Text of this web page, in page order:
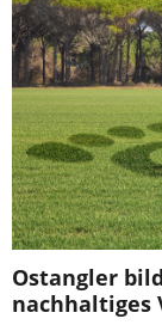
Ostangler
nachhaltiges